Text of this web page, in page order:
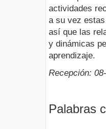
actividades
a su vez
así que las
y dinámicas
aprendizaje.
Recepción:
Palabras